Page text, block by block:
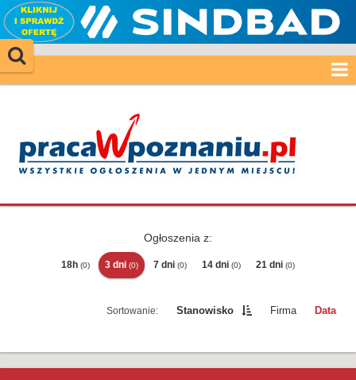
Ogłoszenia z:
18h (0) 3 dni (0) 7 dni (0) 14 dni (0) 21 dni (0)
Stanowisko Firma Data